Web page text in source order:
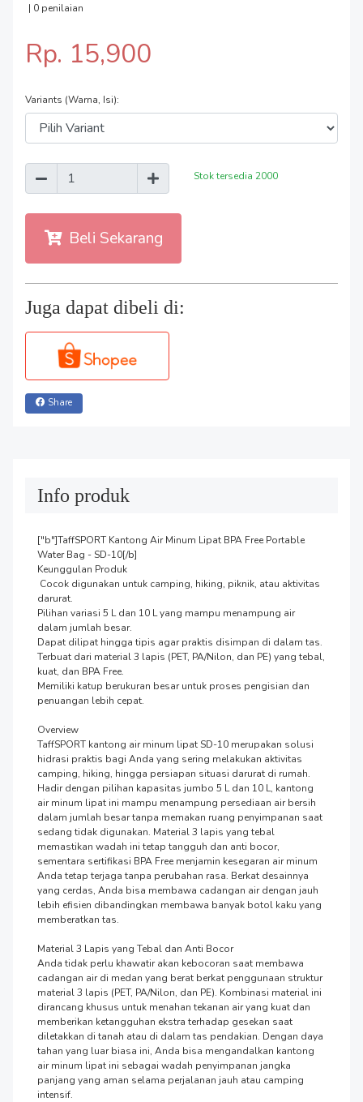
| 0 penilaian
Rp. 15,900
Variants (Warna, Isi):
Stok tersedia 2000
Beli Sekarang
Juga dapat dibeli di:
Share
Info produk
["b"]TaffSPORT Kantong Air Minum Lipat BPA Free Portable
Water Bag - SD-10[/b]
Keunggulan Produk
darurat.
Pilihan variasi 5 L dan 10 L yang mampu menampung air
dalam jumlah besar.
Dapat dilipat hingga tipis agar praktis disimpan di dalam tas.
Terbuat dari material 3 lapis (PET, PA/Nilon, dan PE) yang tebal,
kuat, dan BPA Free.
Memiliki katup berukuran besar untuk proses pengisian dan
penuangan lebih cepat.
Overview
TaffSPORT kantong air minum lipat SD-10 merupakan solusi
hidrasi praktis bagi Anda yang sering melakukan aktivitas
camping, hiking, hingga persiapan situasi darurat di rumah.
Hadir dengan pilihan kapasitas jumbo 5 L dan 10 L, kantong
air minum lipat ini mampu menampung persediaan air bersih
dalam jumlah besar tanpa memakan ruang penyimpanan saat
sedang tidak digunakan. Material 3 lapis yang tebal
memastikan wadah ini tetap tangguh dan anti bocor,
sementara sertifikasi BPA Free menjamin kesegaran air minum
Anda tetap terjaga tanpa perubahan rasa. Berkat desainnya
yang cerdas, Anda bisa membawa cadangan air dengan jauh
lebih efisien dibandingkan membawa banyak botol kaku yang
memberatkan tas.
Material 3 Lapis yang Tebal dan Anti Bocor
Anda tidak perlu khawatir akan kebocoran saat membawa
cadangan air di medan yang berat berkat penggunaan struktur
material 3 lapis (PET, PA/Nilon, dan PE). Kombinasi material ini
dirancang khusus untuk menahan tekanan air yang kuat dan
memberikan ketangguhan ekstra terhadap gesekan saat
diletakkan di tanah atau di dalam tas pendakian. Dengan daya
tahan yang luar biasa ini, Anda bisa mengandalkan kantong
air minum lipat ini sebagai wadah penyimpanan jangka
panjang yang aman selama perjalanan jauh atau camping
intensif.